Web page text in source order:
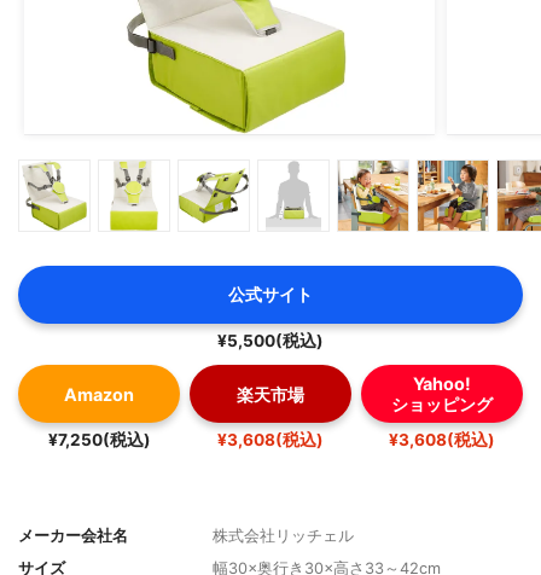
公式サイト
¥5,500(税込)
Amazon
¥7,250(税込)
楽天市場
¥3,608(税込)
Yahoo!
ショッピング
¥3,608(税込)
メーカー会社名
株式会社リッチェル
サイズ
幅30×奥行き30×高さ33～42cm